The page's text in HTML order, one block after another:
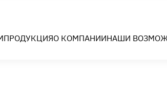
ПРОДУКЦИЯО КОМПАНИИНАШИ